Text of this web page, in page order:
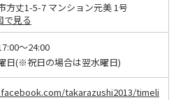
方丈1-5-7 マンション元美 1号
で見る
～24:00
日(※祝日の場合は翌水曜日)
takarazushi2013/timeli